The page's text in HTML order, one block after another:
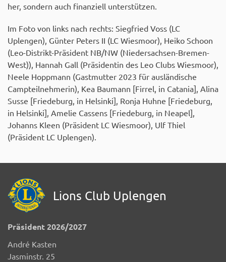
her, sondern auch finanziell unterstützen.
Im Foto von links nach rechts: Siegfried Voss (LC
Uplengen), Günter Peters II (LC Wiesmoor), Heiko Schoon
(Leo-Distrikt-Präsident NB/NW (Niedersachsen-Bremen-
West)), Hannah Gall (Präsidentin des Leo Clubs Wiesmoor),
Neele Hoppmann (Gastmutter 2023 für ausländische
Campteilnehmerin), Kea Baumann [Firrel, in Catania], Alina
Susse [Friedeburg, in Helsinki], Ronja Huhne [Friedeburg,
in Helsinki], Amelie Cassens [Friedeburg, in Neapel],
Johanns Kleen (Präsident LC Wiesmoor), Ulf Thiel
(Präsident LC Uplengen).
Lions Club Uplengen
Präsident 2026/2027
André Kasten
Jasminstr. 25